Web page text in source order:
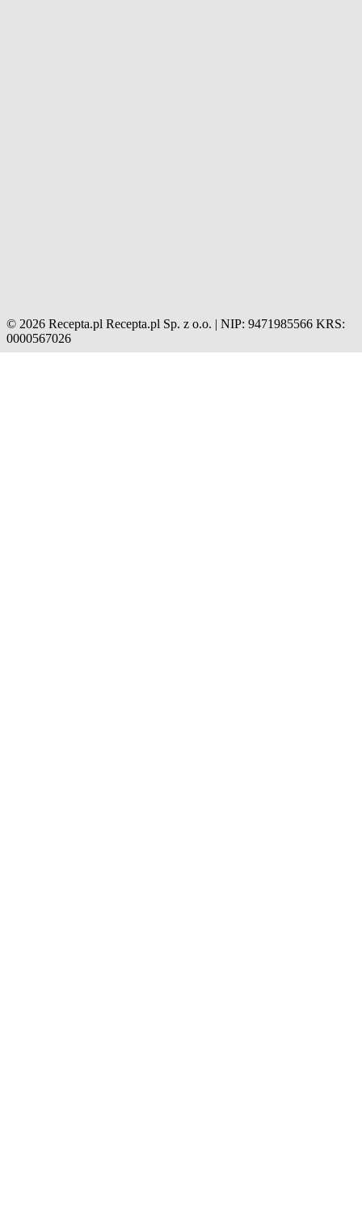
© 2026 Recepta.pl Recepta.pl Sp. z o.o. | NIP: 9471985566 KRS:
0000567026